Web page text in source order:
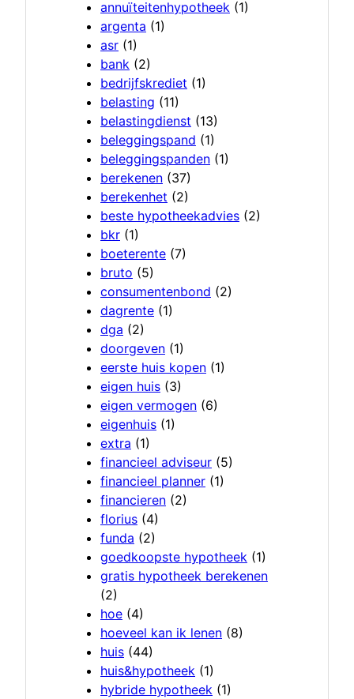
annuïteitenhypotheek (1)
argenta (1)
asr (1)
bank (2)
bedrijfskrediet (1)
belasting (11)
belastingdienst (13)
beleggingspand (1)
beleggingspanden (1)
berekenen (37)
berekenhet (2)
beste hypotheekadvies (2)
bkr (1)
boeterente (7)
bruto (5)
consumentenbond (2)
dagrente (1)
dga (2)
doorgeven (1)
eerste huis kopen (1)
eigen huis (3)
eigen vermogen (6)
eigenhuis (1)
extra (1)
financieel adviseur (5)
financieel planner (1)
financieren (2)
florius (4)
funda (2)
goedkoopste hypotheek (1)
gratis hypotheek berekenen
(2)
hoe (4)
hoeveel kan ik lenen (8)
huis (44)
huis&hypotheek (1)
hybride hypotheek (1)